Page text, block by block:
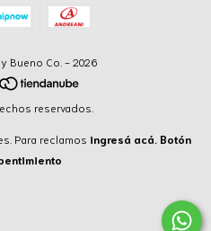
Bueno Co. - 2026
reservados.
Para reclamos ingresá acá. Botón